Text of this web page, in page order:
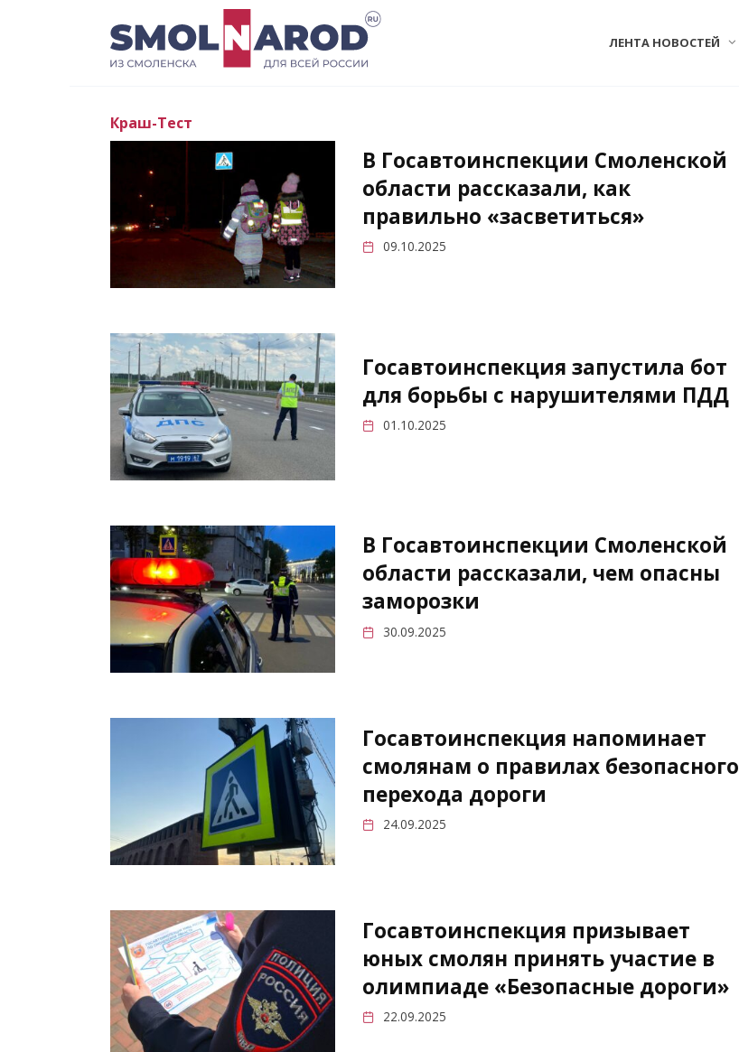
ЛЕНТА НОВОСТЕЙ
Краш-Тест
В Госавтоинспекции Смоленской
области рассказали, как
правильно «засветиться»
09.10.2025
Госавтоинспекция запустила бот
для борьбы с нарушителями ПДД
01.10.2025
В Госавтоинспекции Смоленской
области рассказали, чем опасны
заморозки
30.09.2025
Госавтоинспекция напоминает
смолянам о правилах безопасного
перехода дороги
24.09.2025
Госавтоинспекция призывает
юных смолян принять участие в
олимпиаде «Безопасные дороги»
22.09.2025